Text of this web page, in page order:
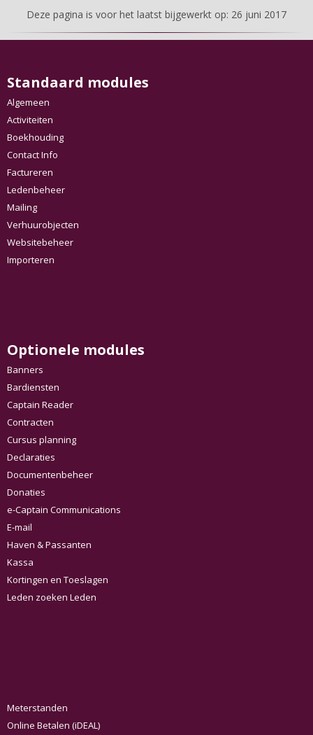
Deze pagina is voor het laatst bijgewerkt op: 26 juni 2017
Standaard modules
Algemeen
Activiteiten
Boekhouding
Contact Info
Factureren
Ledenbeheer
Mailing
Verhuurobjecten
Websitebeheer
Importeren
Optionele modules
Banners
Bardiensten
Captain Reader
Contracten
Cursus planning
Declaraties
Documentenbeheer
Donaties
e-Captain Communications
E-mail
Haven & Passanten
Kassa
Kortingen en Toeslagen
Leden zoeken Leden
Meterstanden
Online Betalen (iDEAL)